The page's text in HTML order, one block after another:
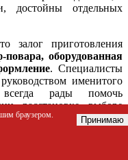
достойны отдельных
залог приготовления
оборудованная
. Специалисты
именитого
рады помочь
расстановке, выборе
калькуляции блюд и
браузером.
Принимаю